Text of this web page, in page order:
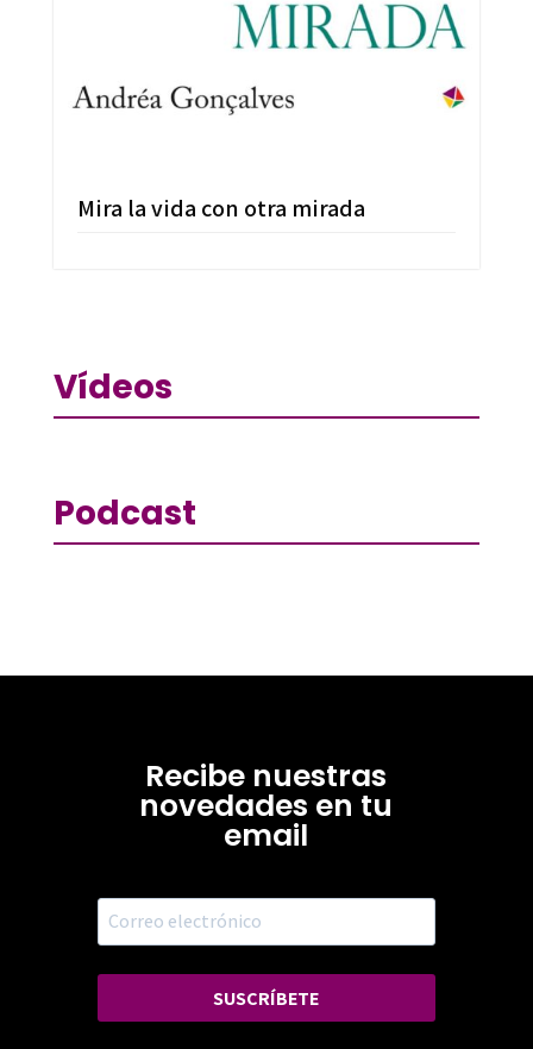
Mira la vida con otra mirada
Vídeos
Podcast
Recibe nuestras
novedades en tu
email
SUSCRÍBETE